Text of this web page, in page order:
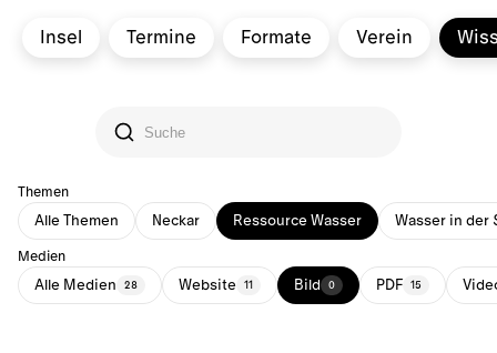
Insel Termine Formate Verein
Themen
Alle Themen Neckar Ressource Wasser Wasser in der
Medien
Alle Medien 28 Website 11 Bild 0 PDF 15